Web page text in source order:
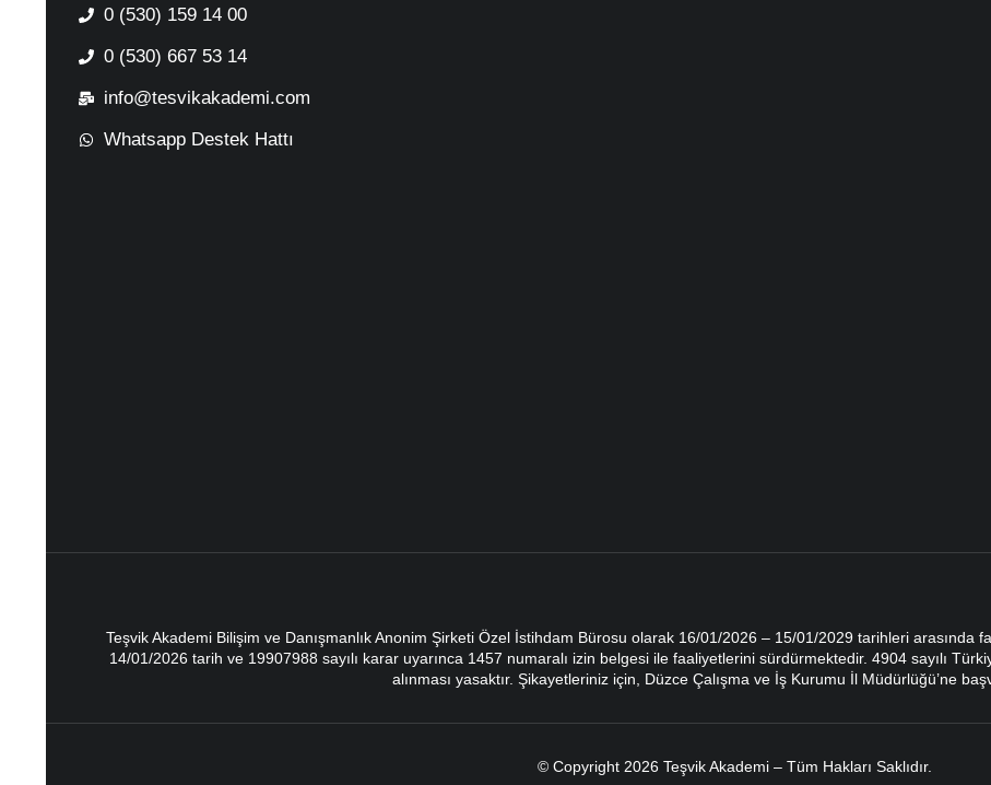
0 (530) 159 14 00
0 (530) 667 53 14
info@tesvikakademi.com
Whatsapp Destek Hattı
Teşvik Akademi Bilişim ve Danışmanlık Anonim Şirketi Özel İstihdam Bürosu olarak 16/01/2026 – 15/01/2029 tarihleri arasında
14/01/2026 tarih ve 19907988 sayılı karar uyarınca 1457 numaralı izin belgesi ile faaliyetlerini sürdürmektedir. 4904 sayılı
alınması yasaktır. Şikayetleriniz için, Düzce Çalışma ve İş Kurumu İl Müdürlüğü’ne
© Copyright 2026 Teşvik Akademi – Tüm Hakları Saklıdır.